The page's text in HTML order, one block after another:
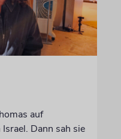
auf
Dann sah sie